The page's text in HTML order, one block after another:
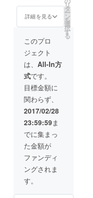
（PDF
／遠征
終了後
配信）
・支援
報告書
（PDF
／支援
終了後
配信）
・会員
限定報
告会へ
のご招
待（支
援遠征
終了後
実施予
定）
※2017
年４
月〜
まで１
冒険・
探検情
報を盛
り込ん
だメー
ルマガ
ジン
（年12
回配
信） ・
選考委
員をは
じめと
する冒
険家、
探検
家、登
山家た
ちが執
筆する
会報
（年２
遠征報
詳細を見る
リ
タ
ー
ン
を
選
択
す
る
このプロ
ジェクト
は、 All-In方
式です。
目標金額に
関わらず、
2017/02/28
23:59:59ま
でに集まっ
た金額が
ファンディ
ングされま
す。